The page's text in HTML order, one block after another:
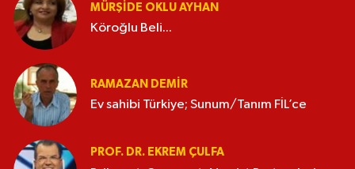
MÜRŞIDE OKLU AYHAN
Köroğlu Beli...
RAMAZAN DEMİR
Ev sahibi Türkiye; Sunum/Tanım FİL’ce
PROF. DR. EKREM ÇULFA